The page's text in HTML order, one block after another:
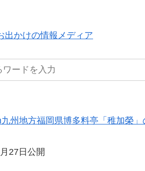
九州地方福岡県博多料亭「稚加榮
27日公開